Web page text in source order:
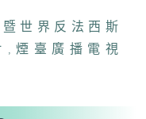
世界反法西斯
, 煙臺廣播電視